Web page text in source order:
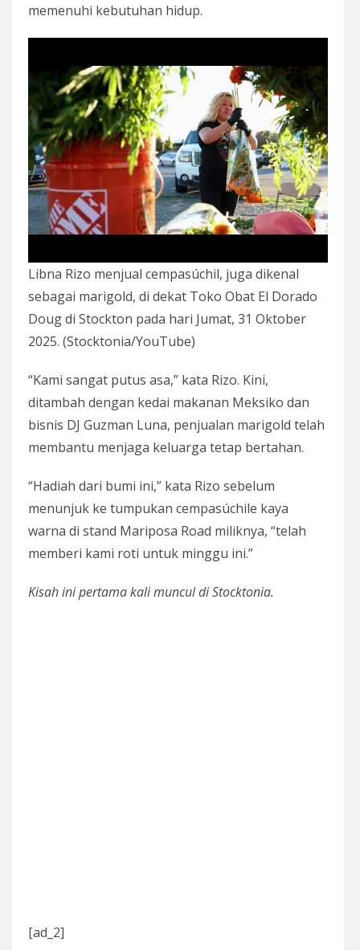
memenuhi kebutuhan hidup.
Libna Rizo menjual cempasúchil, juga dikenal
sebagai marigold, di dekat Toko Obat El Dorado
Doug di Stockton pada hari Jumat, 31 Oktober
2025. (Stocktonia/YouTube)
“Kami sangat putus asa,” kata Rizo. Kini,
ditambah dengan kedai makanan Meksiko dan
bisnis DJ Guzman Luna, penjualan marigold telah
membantu menjaga keluarga tetap bertahan.
“Hadiah dari bumi ini,” kata Rizo sebelum
menunjuk ke tumpukan cempasúchile kaya
warna di stand Mariposa Road miliknya, “telah
memberi kami roti untuk minggu ini.”
Kisah ini pertama kali muncul di Stocktonia.
[ad_2]